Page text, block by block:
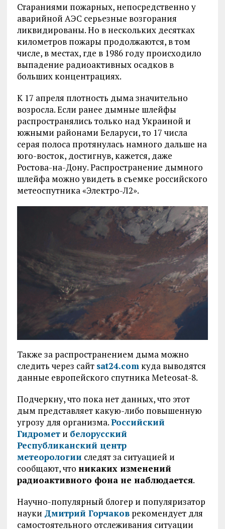
Стараниями пожарных, непосредственно у
аварийной АЭС серьезные возгорания
ликвидированы. Но в нескольких десятках
километров пожары продолжаются, в том
числе, в местах, где в 1986 году происходило
выпадение радиоактивных осадков в
больших концентрациях.
К 17 апреля плотность дыма значительно
возросла. Если ранее дымные шлейфы
распространялись только над Украиной и
южными районами Беларуси, то 17 числа
серая полоса протянулась намного дальше на
юго-восток, достигнув, кажется, даже
Ростова-на-Дону. Распространение дымного
шлейфа можно увидеть в съемке российского
метеоспутника «Электро-Л2».
Также за распространением дыма можно
следить через сайт sat24.comкуда выводятся
данные европейского спутника Meteosat-8.
Подчеркну, что пока нет данных, что этот
дым представляет какую-либо повышенную
угрозу для организма.Российский
Гидромети белорусский
Республиканский центр
метеорологии следят за ситуацией и
сообщают, что никаких изменений
радиоактивного фона не наблюдается.
Научно-популярный блогер и популяризатор
науки Дмитрий Горчаковрекомендует для
самостоятельного отслеживания ситуации